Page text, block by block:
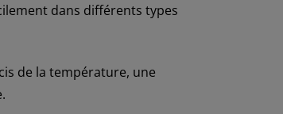
dans différents types
de la température, une